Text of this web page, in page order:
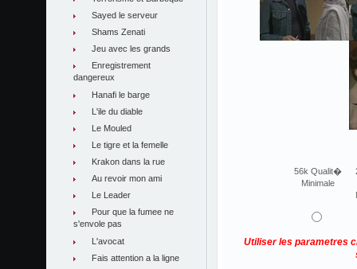
Sayed le serveur
Shams Zenati
Jeu avec les grands
Enregistrement
dangereux
Hanafi le barge
L'ile du diable
Le Mouled
Le tigre et la femelle
Krakon dans la rue
Au revoir mon ami
Le Leader
Pour que la fumee ne
s'envole pas
L'avocat
Fais attention a la ligne
56k Qualit�
Minimale
Utiliser les parametres